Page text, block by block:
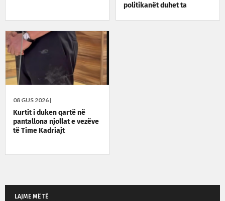
politikanët duhet ta
08 GUS 2026 |
Kurtit i duken qartë në
pantallona njollat e vezëve
të Time Kadriajt
LAJME MË TË